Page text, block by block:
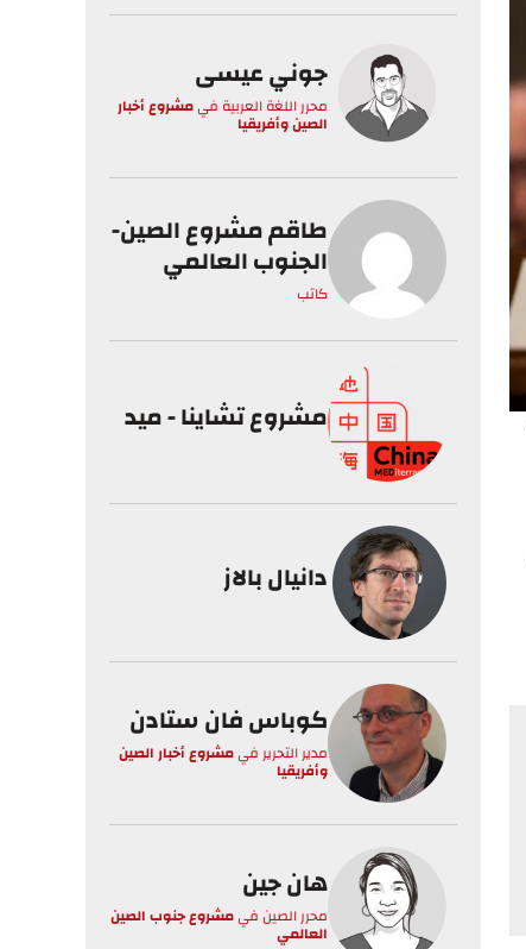
جوني عيسى
محرر اللغة العربية فيمشروع أخبار
الصين وأفريقيا
طاقم مشروع الصين-
الجنوب العالمي
كاتب
مشروع تشاينا - ميد
دانيال بالاز
كوباس فان ستادن
مدير التحرير فيمشروع أخبار الصين
وأفريقيا
هان جين
محرر الصينفيمشروع جنوب الصين
العالمي